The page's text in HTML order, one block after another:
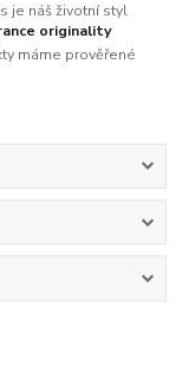
je náš životní styl
originality
máme prověřené